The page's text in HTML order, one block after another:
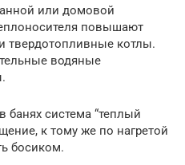
или домовой
повышают
твердотопливные котлы.
водяные
банях система “теплый
к тому же по нагретой
босиком.